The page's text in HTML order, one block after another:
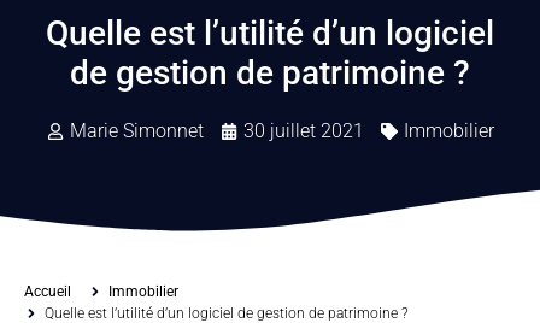
Quelle est l’utilité d’un logiciel
de gestion de patrimoine ?
Marie Simonnet 30 juillet 2021 Immobilier
Accueil
Immobilier
Quelle est l’utilité d’un logiciel de gestion de patrimoine ?